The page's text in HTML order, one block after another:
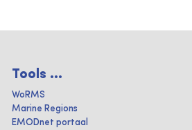
Tools ...
WoRMS
Marine Regions
EMODnet portaal